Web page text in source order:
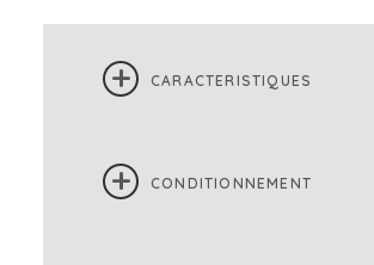
CARACTERISTIQUES
CONDITIONNEMENT